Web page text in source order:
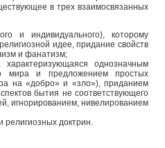
в трех взаимосвязанных
и индивидуального), которому
идее, придание свойств
и фанатизм;
характеризующаяся однозначным
мира и предложением простых
на «добро» и «зло»), приданием
бытия не соответствующего
игнорированием, нивелированием
религиозных доктрин.